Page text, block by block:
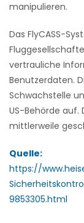
manipulieren.
Das FlyCASS-
vertrauliche
Benutzerdaten.
Schwachstelle
US-Behörde auf.
mittlerweile
Quelle:
https://
9853305.html